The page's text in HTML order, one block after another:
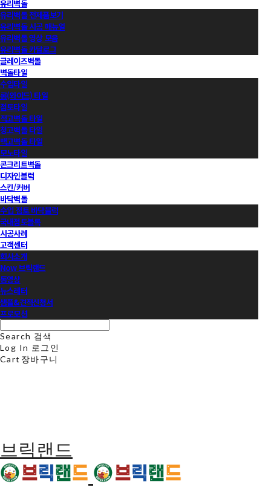
유리벽돌
유리벽돌 전제품보기
유리벽돌 시공 매뉴얼
유리벽돌 영상 모음
유리벽돌 카달로그
글레이즈벽돌
벽돌타일
수입타일
롱(와이드) 타일
점토타일
적고벽돌 타일
청고벽돌 타일
백고벽돌 타일
모노타일
콘크리트벽돌
디자인블럭
스킨/커버
바닥벽돌
수입 점토 바닥블럭
국내점토블록
시공사례
고객센터
회사소개
Now 브릭랜드
동영상
뉴스레터
샘플&견적신청서
프로모션
Search 검색
Log In 로그인
Cart 장바구니
브릭랜드